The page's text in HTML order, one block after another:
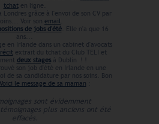
tchaten ligne.
Londres grâce à l'envoi de son CV par
Voir son email
de jobs d'été. Elle n'a que 16
ans...
en Irlande dans un cabinet d'avocats
extrait du tchat du Club TELI et
deux stagesà Dublin ! !
son job d'été en Irlande en une
de sa candidature par nos soins. Bon
Voici le message de sa maman
sont évidemment
plus anciens ont été
effacés.